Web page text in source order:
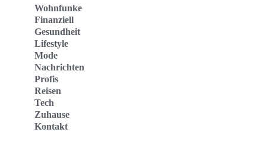
Wohnfunke
Finanziell
Gesundheit
Lifestyle
Mode
Nachrichten
Profis
Reisen
Tech
Zuhause
Kontakt